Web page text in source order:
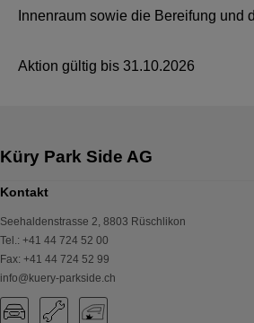
Innenraum sowie die Bereifung und
Aktion gültig bis 31.10.2026
Küry Park Side AG
Kontakt
Seehaldenstrasse 2, 8803 Rüschlikon
Tel.: +41 44 724 52 00
Fax: +41 44 724 52 99
info@kuery-parkside.ch